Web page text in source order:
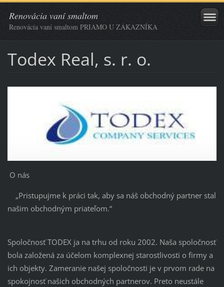
Renovácia vaní smaltom
Renovácia vaní smaltom PRIAMO U ZÁKAZNÍKA
Todex Real, s. r. o.
O nás
„Pristupujme k práci tak, aby sa náš obchodný partner stal
našim obchodným priateľom.“
Spoločnosť TODEX ja na trhu od roku 2002. Naša spoločnosť
bola založená za účelom komplexnej starostlivosti o firmy a
ich objekty. Zameranie našej spoločnosti je v prvom rade na
spokojnosť našich obchodných partnerov. Preto neustále